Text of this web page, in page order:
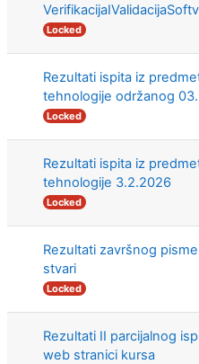
Locked
Rezultati ispita iz
tehnologije održanog
Locked
Rezultati ispita iz
tehnologije 3.2.2026
Locked
Rezultati završnog
stvari
Locked
Rezultati II parcijalnog
web stranici kursa